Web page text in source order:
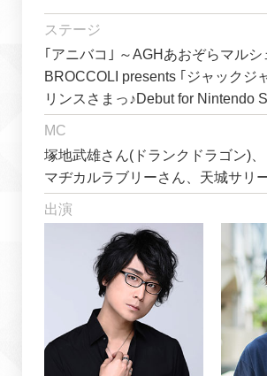
ステージ
｢アニバコ｣ ～AGHあおぞらマルシ
BROCCOLI presents ｢ジャックジ
リンスさまっ♪Debut for Nintendo
MC
塚地武雄さん(ドランクドラゴン)、
マヂカルラブリーさん、 天城サリ
出演